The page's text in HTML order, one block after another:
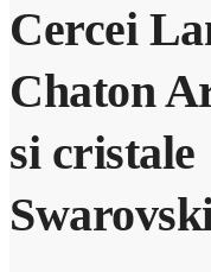
Cercei
Chaton
si cristale